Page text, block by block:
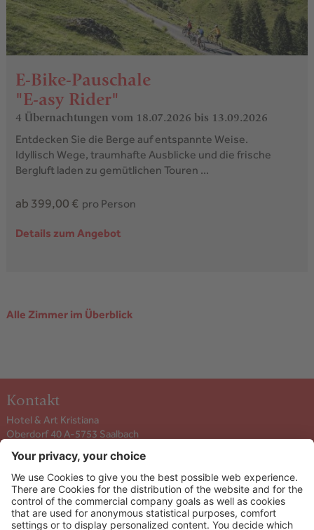
E-Bike-Pauschale
"E-asy Rider"
4 Übernachtungenvom 18.07.2026 bis 13.09.2026
Entdecken Sie die Berge auf entspannte Weise.
Idyllisch Wege, traumhafte Ausblicke und die frische
Bergluft laden zu gemütlichen Touren ...
ab 399,00 € pro Person
Details zum Angebot
Alle Zimmer im Überblick
Kontakt
Hotel & Art Kristiana
Oberdorf 40 A-5753 Saalbach
info@kristiana.at
ANREISE ANZEIGEN
Info & Service